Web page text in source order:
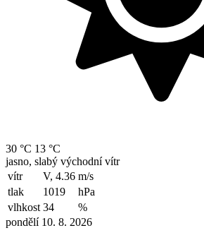
30 °C 13 °C
jasno, slabý východní vítr
vítr
V, 4.36 m/s
tlak
1019
hPa
vlhkost 34
%
pondělí 10. 8. 2026